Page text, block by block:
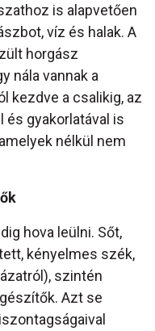
is alapvetően
víz és halak. A
horgász
nála vannak a
kezdve a csalikig, az
és gyakorlatával is
nélkül nem
hova leülni. Sőt,
kényelmes szék,
szintén
Azt se